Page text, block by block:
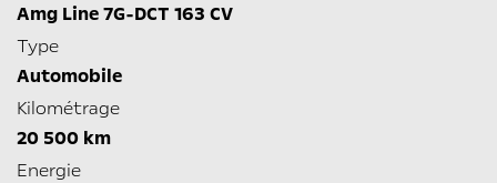
Amg Line 7G-DCT 163 CV
Type
Automobile
Kilométrage
20 500 km
Energie